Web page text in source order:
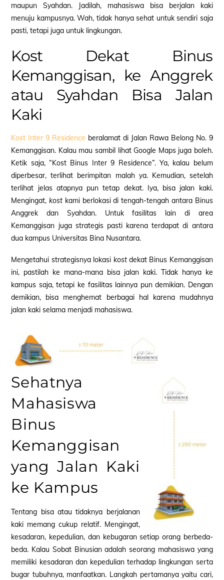
maupun Syahdan. Jadilah, mahasiswa bisa berjalan kaki
menuju kampusnya. Wah, tidak hanya sehat untuk sendiri saja
pasti, tetapi juga untuk lingkungan.
Kost Dekat Binus
Kemanggisan, ke Anggrek
atau Syahdan Bisa Jalan
Kaki
Kost Inter 9 Residence beralamat di Jalan Rawa Belong No. 9
Kemanggisan. Kalau mau sambil lihat Google Maps juga boleh.
Ketik saja, “Kost Binus Inter 9 Residence”. Ya, kalau belum
diperbesar, terlihat berimpitan malah ya. Kemudian, setelah
terlihat jelas atapnya pun tetap dekat. Iya, bisa jalan kaki.
Mengingat,kost kami berlokasi di tengah-tengah antara Binus
Anggrek dan Syahdan. Untuk fasilitas lain di area
Kemanggisan juga strategis pasti karena terdapat di antara
dua kampus Universitas Bina Nusantara.
Mengetahui strategisnya lokasi kost dekat Binus Kemanggisan
ini, pastilah ke mana-mana bisa jalan kaki. Tidak hanya ke
kampus saja, tetapi ke fasilitas lainnya pun demikian. Dengan
demikian, bisa menghemat berbagai hal karena mudahnya
jalan kaki selama menjadi mahasiswa.
Sehatnya
Mahasiswa
Binus
Kemanggisan
yang Jalan Kaki
ke Kampus
Tentang bisa atau tidaknya berjalanan
kaki memang cukup relatif. Mengingat,
kesadaran, kepedulian, dan kebugaran setiap orang berbeda-
beda. Kalau Sobat Binusian adalah seorang mahasiswa yang
memiliki kesadaran dan kepedulian terhadap lingkungan serta
bugar tubuhnya, manfaatkan. Langkah pertamanya yaitu cari,